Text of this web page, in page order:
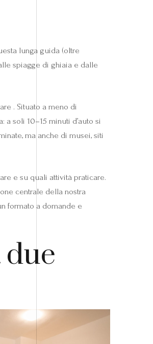
lunga guida (oltre
spiagge di ghiaia e dalle
. Situato a meno di
soli 10–15 minuti d’auto si
ma anche di musei, siti
e su quali attività praticare.
centrale della nostra
formato a domande e